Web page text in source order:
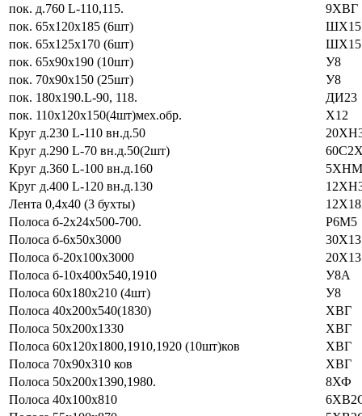
пок. д.760 L-110,115.
9ХВГ
пок. 65х120х185 (6шт)
ШХ15
пок. 65х125х170 (6шт)
ШХ15
пок. 65х90х190 (10шт)
У8
пок. 70х90х150 (25шт)
У8
пок. 180х190.L-90, 118.
ДИ23
пок. 110х120х150(4шт)мех.обр.
Х12
Круг д.230 L-110 вн.д.50
Круг д.290 L-70 вн.д.50(2шт)
Круг д.360 L-100 вн.д.160
5ХНМ
Круг д.400 L-120 вн.д.130
Лента 0,4х40 (3 бухты)
Полоса б-2х24х500-700.
Р6М5
Полоса б-6х50х3000
30Х13
Полоса б-20х100х3000
20Х13
Полоса б-10х400х540,1910
У8A
Полоса 60х180х210 (4шт)
У8
Полоса 40х200х540(1830)
ХВГ
Полоса 50х200х1330
ХВГ
Полоса 60х120х1800,1910,1920 (10шт)ков
ХВГ
Полоса 70х90х310 ков
ХВГ
Полоса 50х200х1390,1980.
8ХФ
Полоса 40х100х810